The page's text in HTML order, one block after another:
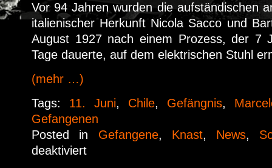
Vor 94 Jahren wurden die aufständischen
italienischer Herkunft Nicola Sacco und
August 1927 nach einem Prozess, der 7
Tage dauerte, auf dem elektrischen Stuhl
(mehr …)
Tags: 11. Juni, Chile, Gefängnis,
Gefangenen
Posted in Gefangene, Knast, News,
deaktiviert